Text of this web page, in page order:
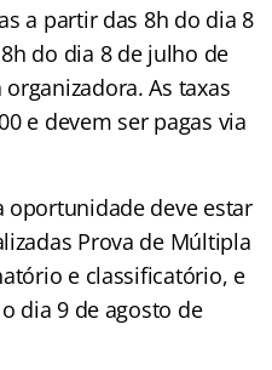
a partir das 8h do dia 8
do dia 8 de julho de
As taxas
e devem ser pagas via
deve estar
Prova de Múltipla
e classificatório, e
dia 9 de agosto de